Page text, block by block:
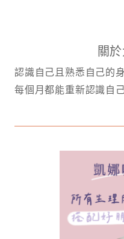
關
認識自己且熟悉自己的
每個月都能重新認識自